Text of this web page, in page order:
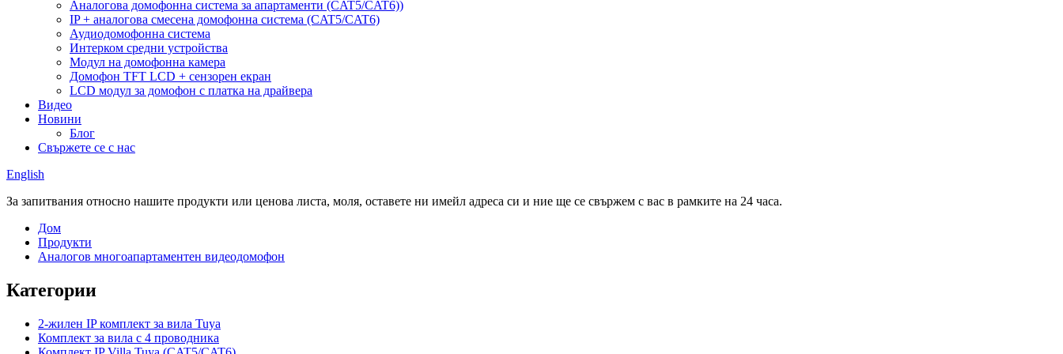
Аналогова домофонна система за апартаменти (CAT5/CAT6))
IP + аналогова смесена домофонна система (CAT5/CAT6)
Аудиодомофонна система
Интерком средни устройства
Модул на домофонна камера
Домофон TFT LCD + сензорен екран
LCD модул за домофон с платка на драйвера
Видео
Новини
Блог
Свържете се с нас
English
За запитвания относно нашите продукти или ценова листа, моля, оставете ни имейл адреса си и ние ще се свържем с вас в рамките на 24 часа.
Дом
Продукти
Аналогов многоапартаментен видеодомофон
Категории
2-жилен IP комплект за вила Tuya
Комплект за вила с 4 проводника